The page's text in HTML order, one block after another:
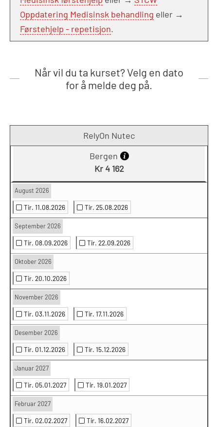
Oppdatering Medisinsk behandling eller →
Førstehjelp - repetisjon.
Når vil du ta kurset? Velg en dato
for å melde deg på.
RelyOn Nutec
Bergen
Kr 4 162
August 2026
Tir. 11.08.2026 Tir. 25.08.2026
September 2026
Tir. 08.09.2026 Tir. 22.09.2026
Oktober 2026
Tir. 20.10.2026
November 2026
Tir. 03.11.2026 Tir. 17.11.2026
Desember 2026
Tir. 01.12.2026 Tir. 15.12.2026
Januar 2027
Tir. 05.01.2027 Tir. 19.01.2027
Februar 2027
Tir. 02.02.2027 Tir. 16.02.2027